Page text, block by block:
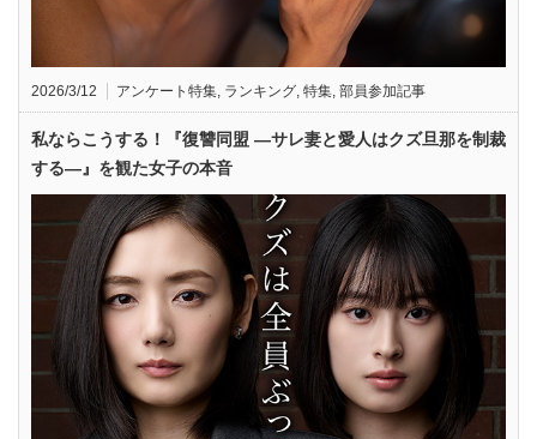
2026/3/12 アンケート特集, ランキング, 特集, 部員参加記事
私ならこうする！『復讐同盟 —サレ妻と愛人はクズ旦那を制裁
する—』を観た女子の本音